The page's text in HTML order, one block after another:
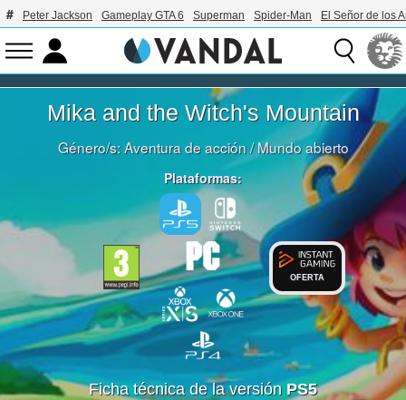
Peter Jackson Gameplay GTA 6 Superman Spider-Man El Señor de los
Mika and the Witch's Mountain
Género/s:Aventura de acción/Mundo abierto
Plataformas:
OFERTA
Ficha técnica de la versión PS5